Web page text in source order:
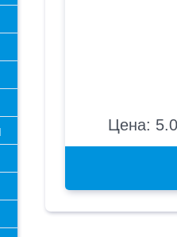
Цена: